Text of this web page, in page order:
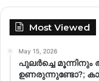
Most Viewed
May 15, 2026
പുലർച്ചെ
ഉണരുന്നുണ്ടോ?;